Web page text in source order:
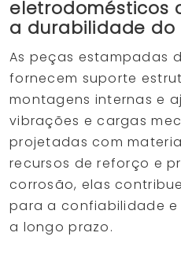
eletrodomésticos
a durabilidade do
As peças estampadas
fornecem suporte
montagens internas e
vibrações e cargas
projetadas com
recursos de reforço e
corrosão, elas
para a confiabilidade
a longo prazo.